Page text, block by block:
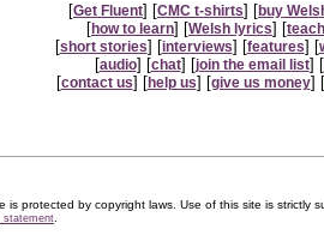
[Get Fluent] [CMC t-shirts] [buy
[how to learn] [Welsh lyrics] [
[short stories] [interviews] [features] [
[audio] [chat] [join the email list] [
[contact us] [help us] [give us money] [
is protected by copyright laws. Use of this site is strictly
statement